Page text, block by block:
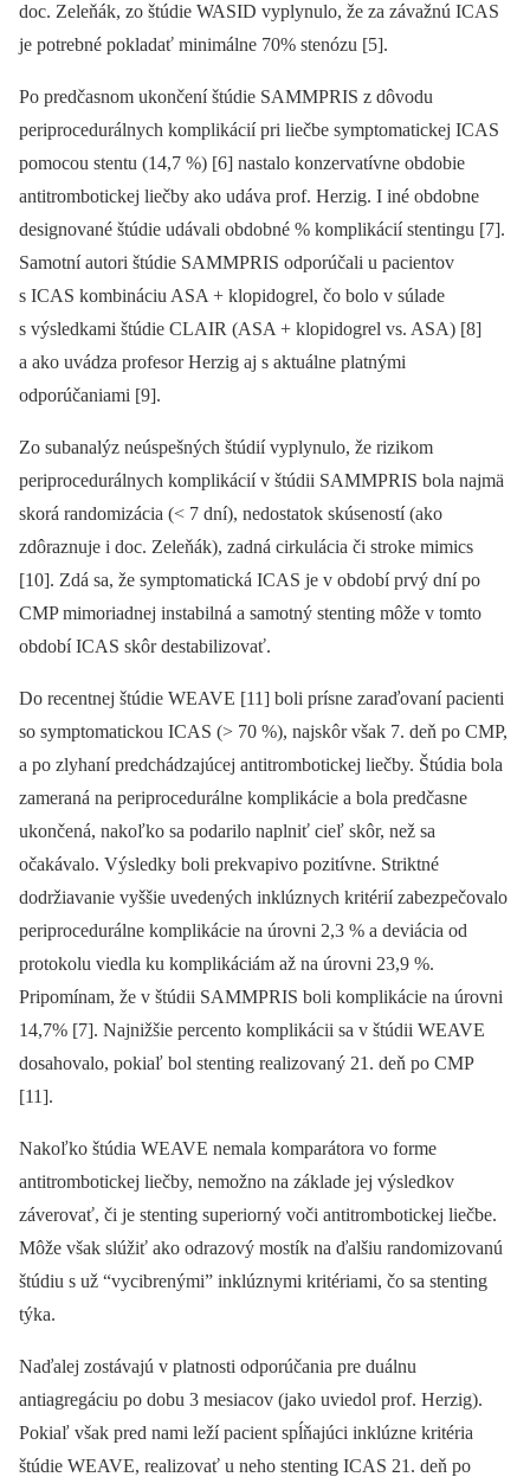
doc. Zeleňák, zo štúdie WASID vyplynulo, že za závažnú ICAS
je potrebné pokladať minimálne 70% stenózu [5].
Po predčasnom ukončení štúdie SAMMPRIS z dôvodu
periprocedurálnych komplikácií pri liečbe symptomatickej ICAS
pomocou stentu (14,7 %) [6] nastalo konzervatívne obdobie
antitrombotickej liečby ako udáva prof. Herzig. I iné obdobne
designované štúdie udávali obdobné % komplikácií stentingu [7].
Samotní autori štúdie SAMMPRIS odporúčali u pacientov
s ICAS kombináciu ASA + klopidogrel, čo bolo v súlade
s výsledkami štúdie CLAIR (ASA + klopidogrel vs. ASA) [8]
a ako uvádza profesor Herzig aj s aktuálne platnými
odporúčaniami [9].
Zo subanalýz neúspešných štúdií vyplynulo, že rizikom
periprocedurálnych komplikácií v štúdii SAMMPRIS bola najmä
skorá randomizácia (< 7 dní), nedostatok skúseností (ako
zdôraznuje i doc. Zeleňák), zadná cirkulácia či stroke mimics
[10]. Zdá sa, že symptomatická ICAS je v období prvý dní po
CMP mimoriadnej instabilná a samotný stenting môže v tomto
období ICAS skôr destabilizovať.
Do recentnej štúdie WEAVE [11] boli prísne zaraďovaní pacienti
so symptomatickou ICAS (> 70 %), najskôr však 7. deň po CMP,
a po zlyhaní predchádzajúcej antitrombotickej liečby. Štúdia bola
zameraná na periprocedurálne komplikácie a bola predčasne
ukončená, nakoľko sa podarilo naplniť cieľ skôr, než sa
očakávalo. Výsledky boli prekvapivo pozitívne. Striktné
dodržiavanie vyššie uvedených inklúznych kritérií zabezpečovalo
periprocedurálne komplikácie na úrovni 2,3 % a deviácia od
protokolu viedla ku komplikáciám až na úrovni 23,9 %.
Pripomínam, že v štúdii SAMMPRIS boli komplikácie na úrovni
14,7% [7]. Najnižšie percento komplikácii sa v štúdii WEAVE
dosahovalo, pokiaľ bol stenting realizovaný 21. deň po CMP
[11].
Nakoľko štúdia WEAVE nemala komparátora vo forme
antitrombotickej liečby, nemožno na základe jej výsledkov
záverovať, či je stenting superiorný voči antitrombotickej liečbe.
Môže však slúžiť ako odrazový mostík na ďalšiu randomizovanú
štúdiu s už “vycibrenými” inklúznymi kritériami, čo sa stenting
týka.
Naďalej zostávajú v platnosti odporúčania pre duálnu
antiagregáciu po dobu 3 mesiacov (jako uviedol prof. Herzig).
Pokiaľ však pred nami leží pacient spĺňajúci inklúzne kritéria
štúdie WEAVE, realizovať u neho stenting ICAS 21. deň po